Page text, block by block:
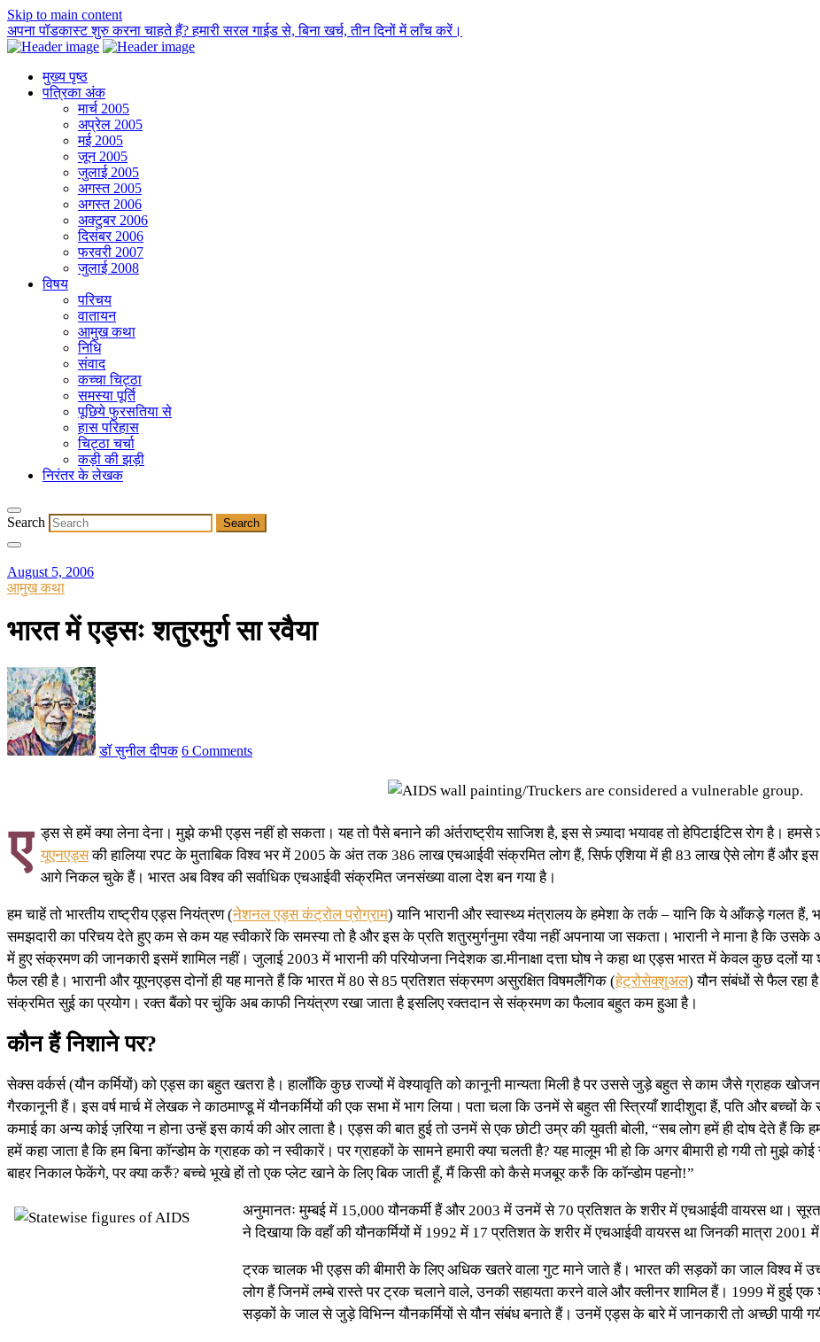
Skip to main content
अपना पॉडकास्ट शुरु करना चाहते हैं? हमारी सरल गाईड से, बिना खर्च, तीन दिनों में लाँच करें।
मुख्य पृष्ठ
पत्रिका अंक
मार्च 2005
अप्रेल 2005
मई 2005
जून 2005
जुलाई 2005
अगस्त 2005
अगस्त 2006
अक्टुबर 2006
दिसंबर 2006
फरवरी 2007
जुलाई 2008
विषय
परिचय
वातायन
आमुख कथा
निधि
संवाद
कच्चा चिट्ठा
समस्या पूर्ति
पूछिये फुरसतिया से
हास परिहास
चिट्ठा चर्चा
कड़ी की झड़ी
निरंतर के लेखक
Search
August 5, 2006
आमुख कथा
भारत में एड्सः शतुरमुर्ग सा रवैया
डॉ सुनील दीपक 6 Comments
ए ड्स से हमें क्या लेना देना। मुझे कभी एड्स नहीं हो सकता। यह तो पैसे बनाने की अंर्तराष्ट्रीय साजिश है, इस से ज़्यादा भयावह तो हेपिटाईटिस रोग है।
यूएनएड्सकी हालिया रपट के मुताबिक विश्व भर में 2005 के अंत तक 386 लाख एचआईवी संक्रमित लोग हैं, सिर्फ एशिया में ही 83 लाख ऐसे लोग हैं और इस
आगे निकल चुके हैं। भारत अब विश्व की सर्वाधिक एचआईवी संक्रमित जनसंख्या वाला देश बन गया है।
हम चाहें तो भारतीय राष्ट्रीय एड्स नियंत्रण (नेशनल एड्स कंट्रोल प्रोग्राम) यानि भारानी और स्वास्थ्य मंत्रालय के हमेशा के तर्क – यानि कि ये आँकड़े गलत
समझदारी का परिचय देते हुए कम से कम यह स्वीकारें कि समस्या तो है और इस के प्रति शतुरमुर्गनुमा रवैया नहीं अपनाया जा सकता। भारानी ने माना है कि उसके
में हुए संक्रमण की जानकारी इसमें शामिल नहीं। जुलाई 2003 में भारानी की परियोजना निदेशक डा.मीनाक्षा दत्ता घोष ने कहा था एड्स भारत में केवल कुछ दलों
फैल रही है। भारानी और यूएनएड्स दोनों ही यह मानते हैं कि भारत में 80 से 85 प्रतिशत संक्रमण असुरक्षित विषमलैंगिक (हेट्रोसेक्शुअल) यौन संबंधों से फैल रहा
संक्रमित सुई का प्रयोग। रक्त बैंको पर चुंकि अब काफी नियंत्रण रखा जाता है इसलिए रक्तदान से संक्रमण का फैलाव बहुत कम हुआ है।
कौन हैं निशाने पर?
सेक्स वर्कर्स (यौन कर्मियों) को एड्स का बहुत खतरा है। हालाँकि कुछ राज्यों में वेश्यावृति को कानूनी मान्यता मिली है पर उससे जुड़े बहुत से काम जैसे ग्राहक
गैरकानूनी हैं। इस वर्ष मार्च में लेखक ने काठमाण्डू में यौनकर्मियों की एक सभा में भाग लिया। पता चला कि उनमें से बहुत सी स्त्रियाँ शादीशुदा हैं, पति और बच्चों के
कमाई का अन्य कोई ज़रिया न होना उन्हें इस कार्य की ओर लाता है। एड्स की बात हुई तो उनमें से एक छोटी उम्र की युवती बोली, “सब लोग हमें ही दोष देते हैं कि
हमें कहा जाता है कि हम बिना कॉन्डोम के ग्राहक को न स्वीकारें। पर ग्राहकों के सामने हमारी क्या चलती है? यह मालूम भी हो कि अगर बीमारी हो गयी तो मुझे कोई
बाहर निकाल फेकेंगे, पर क्या करुँ? बच्चे भूखे हों तो एक प्लेट खाने के लिए बिक जाती हूँ, मैं किसी को कैसे मजबूर करुँ कि कॉन्डोम पहनो!”
अनुमानतः मुम्बई में 15,000 यौनकर्मी हैं और 2003 में उनमें से 70 प्रतिशत के शरीर में एचआईवी वायरस था।
ने दिखाया कि वहाँ की यौनकर्मियों में 1992 में 17 प्रतिशत के शरीर में एचआईवी वायरस था जिनकी मात्रा 2001
ट्रक चालक भी एड्स की बीमारी के लिए अधिक खतरे वाला गुट माने जाते हैं। भारत की सड़कों का जाल विश्व में
लोग हैं जिनमें लम्बे रास्ते पर ट्रक चलाने वाले, उनकी सहायता करने वाले और क्लीनर शामिल हैं। 1999 में हुई एक
सड़कों के जाल से जुड़े विभिन्न यौनकर्मियों से यौन संबंध बनाते हैं। उनमें एड्स के बारे में जानकारी तो अच्छी पायी